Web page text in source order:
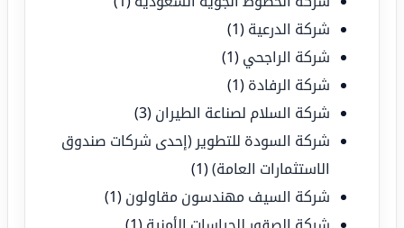
شركة الدرعية (1)
شركة الراجحي (1)
شركة الرفادة (1)
شركة السلام لصناعة الطيران (3)
شركة السودة للتطوير (إحدى شركات صندوق
الاستثمارات العامة)(1)
شركة السيف مهندسون مقاولون (1)